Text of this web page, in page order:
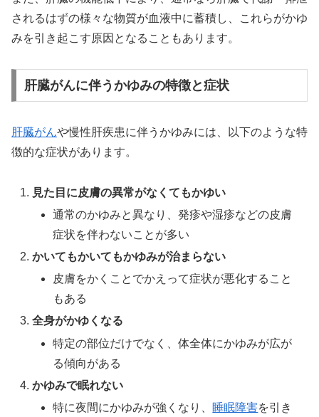
されるはずの様々な物質が血液中に蓄積し、これらがかゆ
みを引き起こす原因となることもあります。
肝臓がんに伴うかゆみの特徴と症状
肝臓がんや慢性肝疾患に伴うかゆみには、以下のような特
徴的な症状があります。
見た目に皮膚の異常がなくてもかゆい
通常のかゆみと異なり、発疹や湿疹などの皮膚
症状を伴わないことが多い
かいてもかいてもかゆみが治まらない
皮膚をかくことでかえって症状が悪化すること
もある
全身がかゆくなる
特定の部位だけでなく、体全体にかゆみが広が
る傾向がある
かゆみで眠れない
特に夜間にかゆみが強くなり、 睡眠障害を引き